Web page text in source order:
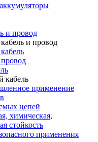
и провод
и провод
кабель
применение
цепей
химическая,
стойкость
применения